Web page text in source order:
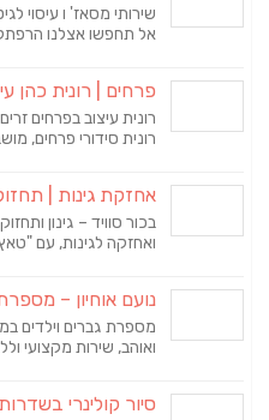
שירותי מסאז' ו עיסוי
אל תחפשו אצלנו
פרחים | רונית כהן
רונית עיצוב בפרחים
רונית סידורי פרחים,
אחזקת גינות |
בכור סוויד – גינון
ואחזקה לגינות, עם
נועם אוחיון –
מספרת גברים וילדים
ואוהב, שירות מקצועי
סיור קולינרי